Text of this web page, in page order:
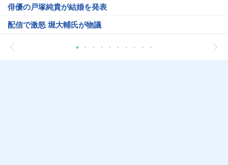
俳優の戸塚純貴が結婚を発表
配信で激怒 堀大輔氏が物議